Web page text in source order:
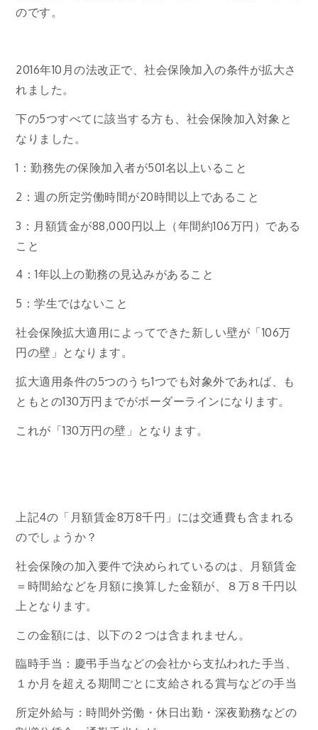
のです。
2016年10月の法改正で、社会保険加入の条件が拡大さ
れました。
下の5つすべてに該当する方も、社会保険加入対象と
なりました。
1：勤務先の保険加入者が501名以上いること
2：週の所定労働時間が20時間以上であること
3：月額賃金が88,000円以上（年間約106万円）である
こと
4：1年以上の勤務の見込みがあること
5：学生ではないこと
社会保険拡大適用によってできた新しい壁が「106万
円の壁」となります。
拡大適用条件の5つのうち1つでも対象外であれば、も
ともとの130万円までがボーダーラインになります。
これが「130万円の壁」となります。
上記4の「月額賃金8万8千円」には交通費も含まれる
のでしょうか？
社会保険の加入要件で決められているのは、月額賃金
＝時間給などを月額に換算した金額が、８万８千円以
上となります。
この金額には、以下の２つは含まれません。
臨時手当：慶弔手当などの会社から支払われた手当、
１か月を超える期間ごとに支給される賞与などの手当
所定外給与：時間外労働・休日出勤・深夜勤務などの